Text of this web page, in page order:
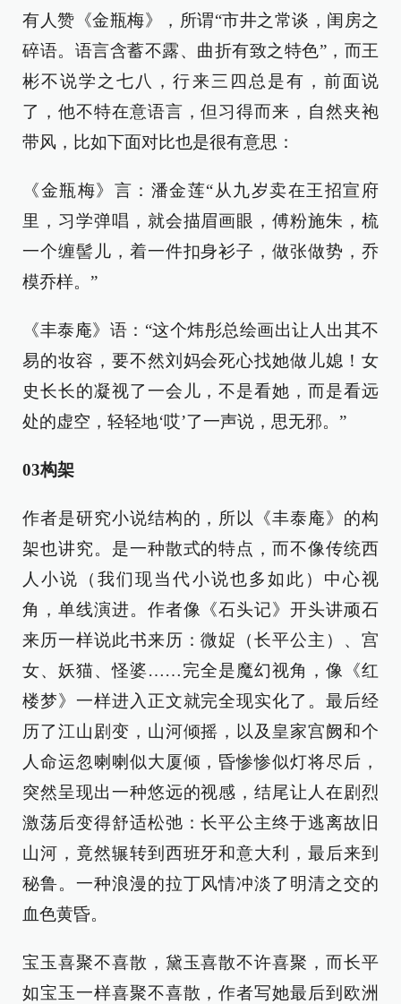
有人赞《金瓶梅》，所谓“市井之常谈，闺房之
碎语。语言含蓄不露、曲折有致之特色”，而王
彬不说学之七八，行来三四总是有，前面说
了，他不特在意语言，但习得而来，自然夹袍
带风，比如下面对比也是很有意思：
《金瓶梅》言：潘金莲“从九岁卖在王招宣府
里，习学弹唱，就会描眉画眼，傅粉施朱，梳
一个缠髻儿，着一件扣身衫子，做张做势，乔
模乔样。”
《丰泰庵》语：“这个炜彤总绘画出让人出其不
易的妆容，要不然刘妈会死心找她做儿媳！女
史长长的凝视了一会儿，不是看她，而是看远
处的虚空，轻轻地‘哎’了一声说，思无邪。”
03构架
作者是研究小说结构的，所以《丰泰庵》的构
架也讲究。是一种散式的特点，而不像传统西
人小说（我们现当代小说也多如此）中心视
角，单线演进。作者像《石头记》开头讲顽石
来历一样说此书来历：微娖（长平公主）、宫
女、妖猫、怪婆……完全是魔幻视角，像《红
楼梦》一样进入正文就完全现实化了。最后经
历了江山剧变，山河倾摇，以及皇家宫阙和个
人命运忽喇喇似大厦倾，昏惨惨似灯将尽后，
突然呈现出一种悠远的视感，结尾让人在剧烈
激荡后变得舒适松弛：长平公主终于逃离故旧
山河，竟然辗转到西班牙和意大利，最后来到
秘鲁。一种浪漫的拉丁风情冲淡了明清之交的
血色黄昏。
宝玉喜聚不喜散，黛玉喜散不许喜聚，而长平
如宝玉一样喜聚不喜散，作者写她最后到欧洲